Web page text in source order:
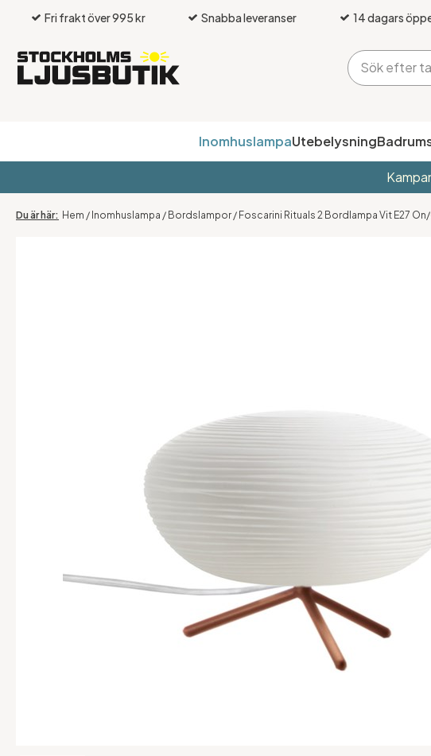
Fri frakt över 995 kr Snabba leveranser 14 dagars
InomhuslampaUtebelysning
Hem / Inomhuslampa / Bordslampor / Foscarini Rituals 2 Bordlampa Vit E27